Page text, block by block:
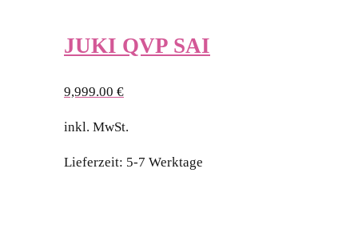
JUKI QVP SAI
9,999.00 €
inkl. MwSt.
Lieferzeit: 5-7 Werktage